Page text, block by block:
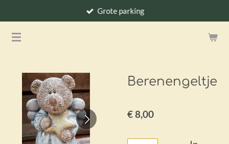
naar
Grote parking
Berenengeltje
€ 8,00